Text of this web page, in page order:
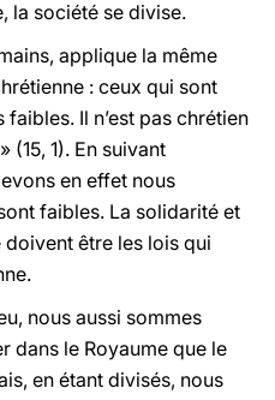
la société se divise.
applique la même
: ceux qui sont
Il n’est pas chrétien
(15, 1). En suivant
en effet nous
faibles. La solidarité et
être les lois qui
nous aussi sommes
dans le Royaume que le
en étant divisés, nous